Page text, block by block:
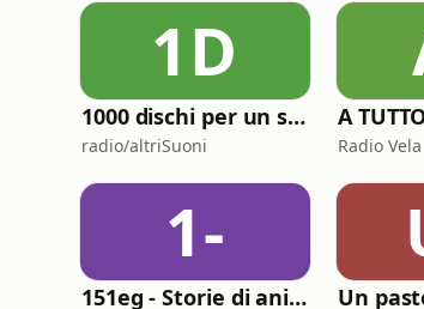
1D
1000 dischi per un secolo
radio/altriSuoni Radio Vela
1-
151eg - Storie di animazione Un